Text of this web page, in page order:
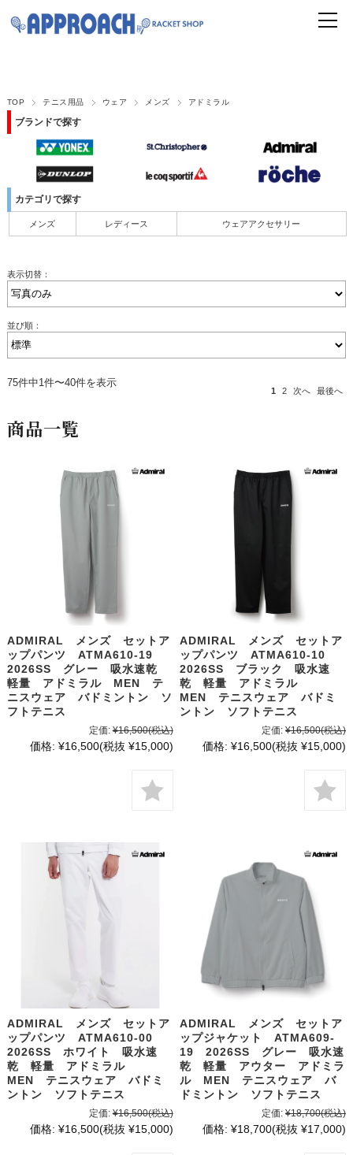
TOP テニス用品 ウェア メンズ アドミラル
ブランドで探す
カテゴリで探す
メンズ レディース ウェアアクセサリー
表示切替：
並び順：
75件中1件〜40件を表示
1 2 次へ 最後へ
商品一覧
ADMIRAL メンズ セットア
ップパンツ ATMA610-19
2026SS グレー 吸水速乾
軽量 アドミラル MEN テ
ニスウェア バドミントン ソ
フトテニス
定価: ¥16,500(税込)
価格: ¥16,500(税抜 ¥15,000)
ADMIRAL メンズ セットア
ップパンツ ATMA610-10
2026SS ブラック 吸水速
乾 軽量 アドミラル
MEN テニスウェア バドミ
ントン ソフトテニス
定価: ¥16,500(税込)
価格: ¥16,500(税抜 ¥15,000)
ADMIRAL メンズ セットア
ップパンツ ATMA610-00
2026SS ホワイト 吸水速
乾 軽量 アドミラル
MEN テニスウェア バドミ
ントン ソフトテニス
定価: ¥16,500(税込)
価格: ¥16,500(税抜 ¥15,000)
ADMIRAL メンズ セットア
ップジャケット ATMA609-
19 2026SS グレー 吸水速
乾 軽量 アウター アドミラ
ル MEN テニスウェア バ
ドミントン ソフトテニス
定価: ¥18,700(税込)
価格: ¥18,700(税抜 ¥17,000)